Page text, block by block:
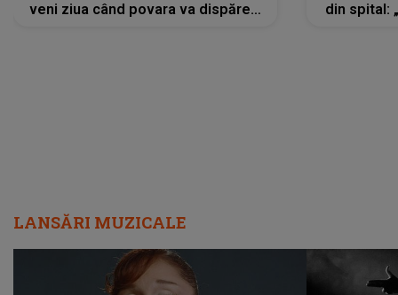
veni ziua când povara va dispărea,
din spital:
LANSĂRI MUZICALE